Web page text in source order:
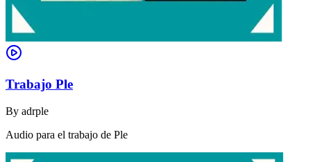
Trabajo Ple
By adrple
Audio para el trabajo de Ple